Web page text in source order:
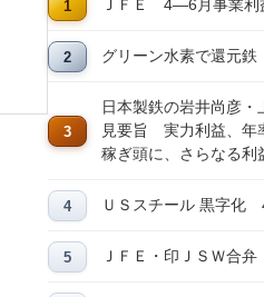
ＪＦＥ 4―6月事業
グリーン水素で還元
日本製鉄の岩井尚彦
見要旨 実力利益、年
稼ぎ頭に、さらなる利
ＵＳスチール 黒字化
ＪＦＥ・印ＪＳＷ合